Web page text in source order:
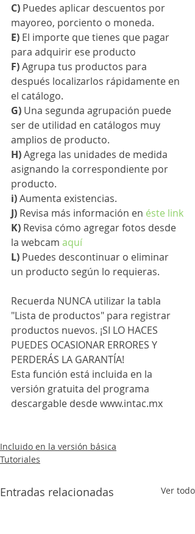
C) Puedes aplicar descuentos por
mayoreo, porciento o moneda.
E) El importe que tienes que pagar
para adquirir ese producto
F) Agrupa tus productos para
después localizarlos rápidamente en
el catálogo.
G) Una segunda agrupación puede
ser de utilidad en catálogos muy
amplios de producto.
H) Agrega las unidades de medida
asignando la correspondiente por
producto.
i) Aumenta existencias.
J) Revisa más información en éste link
K) Revisa cómo agregar fotos desde
la webcam aquí
L) Puedes descontinuar o eliminar
un producto según lo requieras.
Recuerda NUNCA utilizar la tabla
"Lista de productos" para registrar
productos nuevos. ¡SI LO HACES
PUEDES OCASIONAR ERRORES Y
PERDERÁS LA GARANTÍA!
Esta función está incluida en la
versión gratuita del programa
descargable desde www.intac.mx
Incluido en la versión básica
Tutoriales
Entradas relacionadas Ver todo